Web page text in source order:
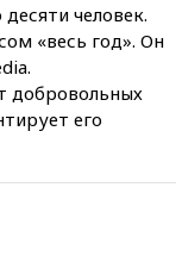
человек.
«весь год». Он
добровольных
его